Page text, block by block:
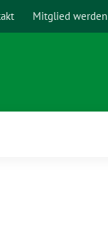
Mitglied werden